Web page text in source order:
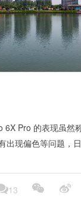
6X Pro 的表现虽然
出现偏色等问题，
的主摄与超广角，
13  